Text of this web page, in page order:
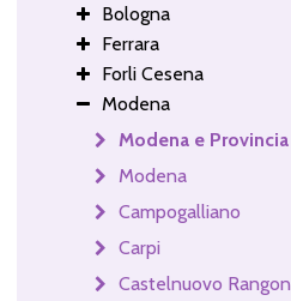
Bologna
Ferrara
Forli Cesena
Modena
Modena e Provincia
Modena
Campogalliano
Carpi
Castelnuovo